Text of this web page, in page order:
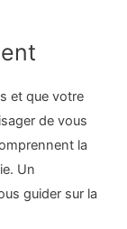
et que votre
de vous
la
Un
guider sur la